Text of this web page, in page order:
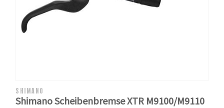
SHIMANO
Shimano Scheibenbremse XTR M9100/M9110